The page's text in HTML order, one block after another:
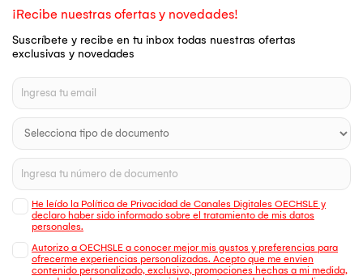
¡Recibe nuestras ofertas y novedades!
Suscríbete y recibe en tu inbox todas nuestras ofertas
exclusivas y novedades
He leído la Política de Privacidad de Canales Digitales OECHSLE y
declaro haber sido informado sobre el tratamiento de mis datos
personales.
Autorizo a OECHSLE a conocer mejor mis gustos y preferencias para
ofrecerme experiencias personalizadas. Acepto que me envien
contenido personalizado, exclusivo, promociones hechas a mi medida,